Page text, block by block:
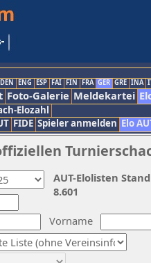
DEN ENG ESP FAI FIN FRA GER GRE INA
Foto-Galerie Meldekartei
Elozahl
FIDE Spieler anmelden Elo
Vorname
AUT-Elolisten
8.601